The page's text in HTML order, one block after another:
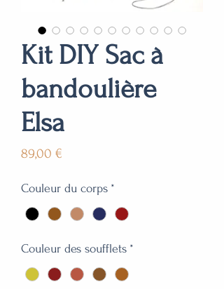
Kit DIY Sac à
bandoulière
Elsa
89,00 €
Couleur du corps *
Couleur des soufflets *